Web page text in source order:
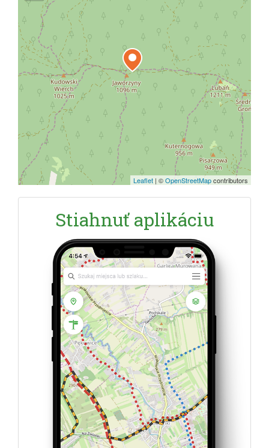
Leaflet | ©OpenStreetMapcontributors
Stiahnuť aplikáciu